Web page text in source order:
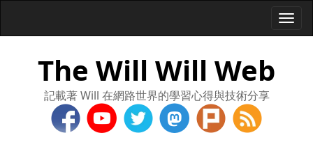
The Will Will Web
記載著 Will 在網路世界的學習心得與技術分享